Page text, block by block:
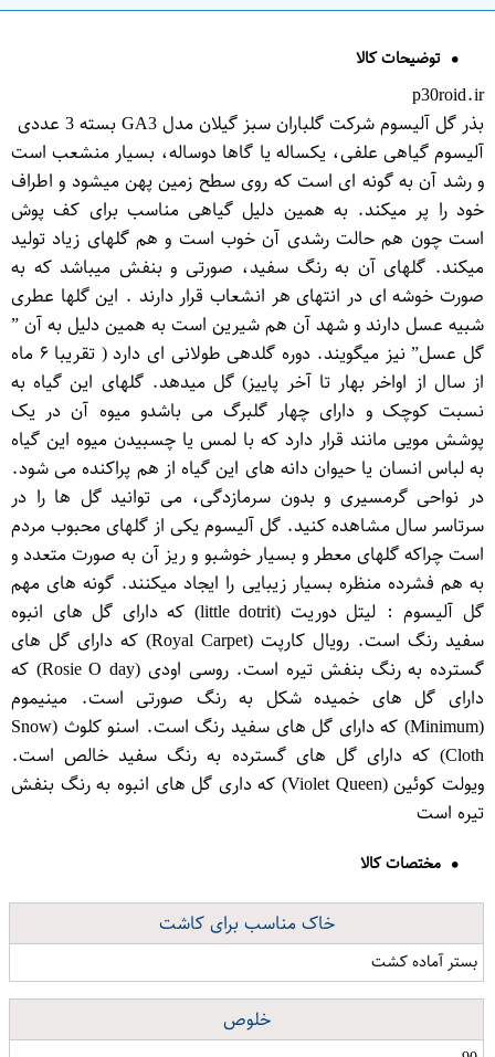
توضیحات کالا
p30roid.ir
بذر گل آلیسوم شرکت گلباران سبز گیلان مدل GA3 بسته 3 عددی
آلیسوم گیاهی علفی، یکساله یا گاها دوساله، بسیار منشعب است
و رشد آن به گونه ای است که روی سطح زمین پهن میشود و اطراف
خود را پر میکند. به همین دلیل گیاهی مناسب برای کف پوش
است چون هم حالت رشدی آن خوب است و هم گلهای زیاد تولید
میکند. گلهای آن به رنگ سفید، صورتی و بنفش میباشد که به
صورت خوشه ای در انتهای هر انشعاب قرار دارند . این گلها عطری
شبیه عسل دارند و شهد آن هم شیرین است به همین دلیل به آن ”
گل عسل” نیز میگویند. دوره گلدهی طولانی ای دارد ( تقریبا ۶ ماه
از سال از اواخر بهار تا آخر پاییز) گل میدهد. گلهای این گیاه به
نسبت کوچک و دارای چهار گلبرگ می باشدو میوه آن در یک
پوشش مویی مانند قرار دارد که با لمس یا چسبیدن میوه این گیاه
به لباس انسان یا حیوان دانه های این گیاه از هم پراکنده می شود.
در نواحی گرمسیری و بدون سرمازدگی، می توانید گل ها را در
سرتاسر سال مشاهده کنید. گل آلیسوم یکی از گلهای محبوب مردم
است چراکه گلهای معطر و بسیار خوشبو و ریز آن به صورت متعدد و
به هم فشرده منظره بسیار زیبایی را ایجاد میکنند. گونه های مهم
گل آلیسوم : لیتل دوریت (little dotrit) که دارای گل های انبوه
سفید رنگ است. رویال کارپت (Royal Carpet) که دارای گل های
گسترده به رنگ بنفش تیره است. روسی اودی (Rosie O day) که
دارای گل های خمیده شکل به رنگ صورتی است. مینیموم
(Minimum) که دارای گل های سفید رنگ است. اسنو کلوث (Snow
Cloth) که دارای گل های گسترده به رنگ سفید خالص است.
ویولت کوئین (Violet Queen) که داری گل های انبوه به رنگ بنفش
تیره است
مختصات کالا
خاک مناسب برای کاشت
بستر آماده کشت
خلوص